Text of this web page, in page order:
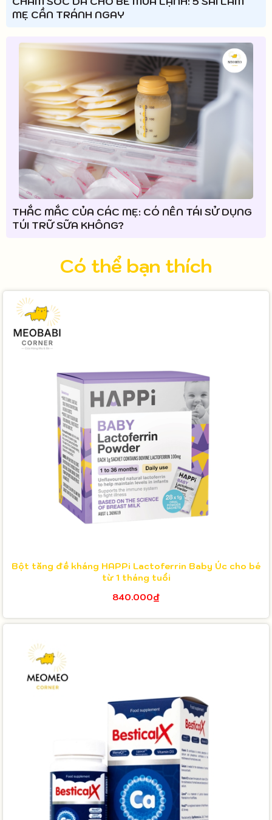
MẸ CẦN TRÁNH NGAY
THẮC MẮC CỦA CÁC MẸ: CÓ NÊN TÁI SỬ DỤNG
TÚI TRỮ SỮA KHÔNG?
Có thể bạn thích
Bột tăng đề kháng HAPPi Lactoferrin Baby Úc cho bé
từ 1 tháng tuổi
840.000₫